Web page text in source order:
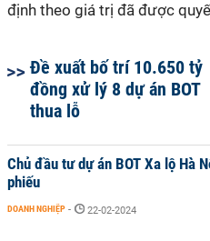
định theo giá trị đã được
Đề xuất bố trí 10.650 tỷ
đồng xử lý 8 dự án BOT
thua lỗ
Chủ đầu tư dự án BOT Xa lộ Hà
phiếu
DOANH NGHIỆP - 22-02-2024